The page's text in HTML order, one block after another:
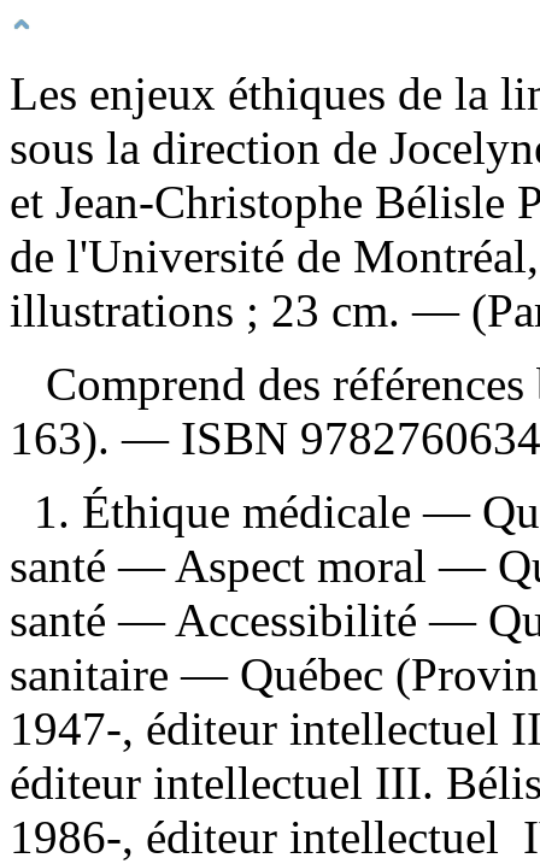
Les enjeux éthiques de la
sous la direction de
et Jean-Christophe
de l'Université de
illustrations ; 23 cm. —
Comprend des
163). — ISBN
1. Éthique médicale —
santé — Aspect moral —
santé — Accessibilité —
sanitaire — Québec
1947-, éditeur intellectuel
éditeur intellectuel III.
1986-, éditeur intellectuel